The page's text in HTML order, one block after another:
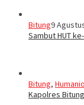
Bitung9
Sambut HUT
Bitung,
Kapolres